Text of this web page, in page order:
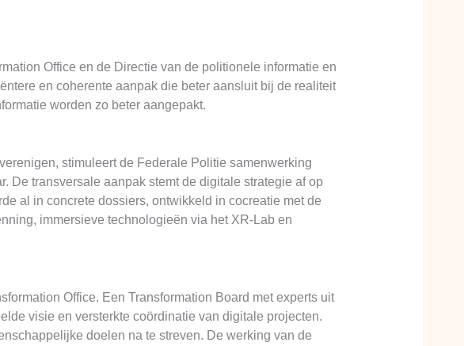
Office en de Directie van de politionele informatie en
en coherente aanpak die beter aansluit bij de realiteit
worden zo beter aangepakt.
stimuleert de Federale Politie samenwerking
De transversale aanpak stemt de digitale strategie af op
al in concrete dossiers, ontwikkeld in cocreatie met de
immersieve technologieën via het XR-Lab en
Office. Een Transformation Board met experts uit
visie en versterkte coördinatie van digitale projecten.
doelen na te streven. De werking van de